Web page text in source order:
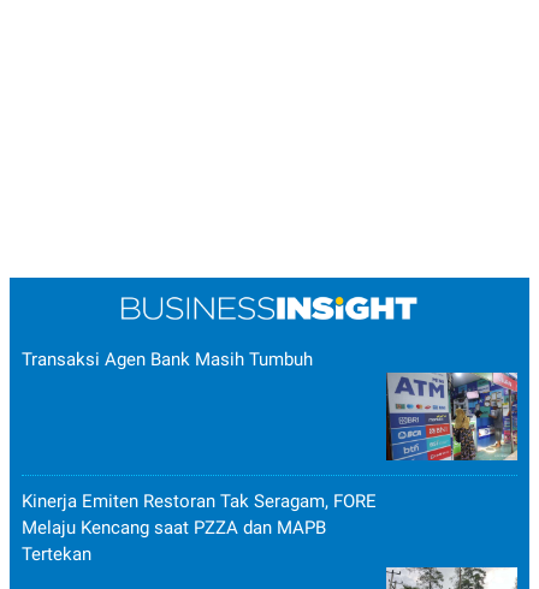
Transaksi Agen Bank Masih Tumbuh
Kinerja Emiten Restoran Tak Seragam, FORE
Melaju Kencang saat PZZA dan MAPB
Tertekan